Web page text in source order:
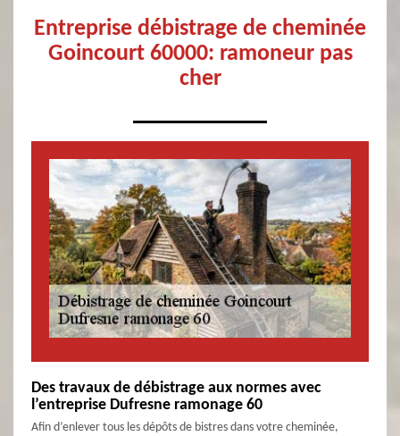
Entreprise débistrage de cheminée
Goincourt 60000: ramoneur pas
cher
Des travaux de débistrage aux normes avec
l’entreprise Dufresne ramonage 60
Afin d’enlever tous les dépôts de bistres dans votre cheminée,